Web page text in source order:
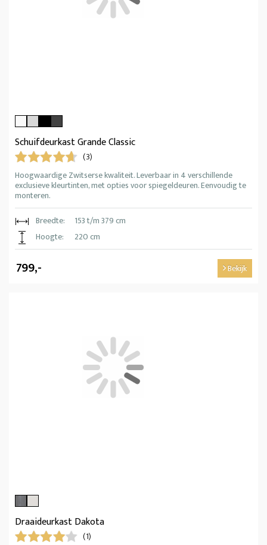
Schuifdeurkast Grande Classic
(3)
Hoogwaardige Zwitserse kwaliteit. Leverbaar in 4 verschillende
exclusieve kleurtinten, met opties voor spiegeldeuren. Eenvoudig te
monteren.
Breedte:
153 t/m 379 cm
Hoogte:
220 cm
799,- Bekijk
Draaideurkast Dakota
(1)